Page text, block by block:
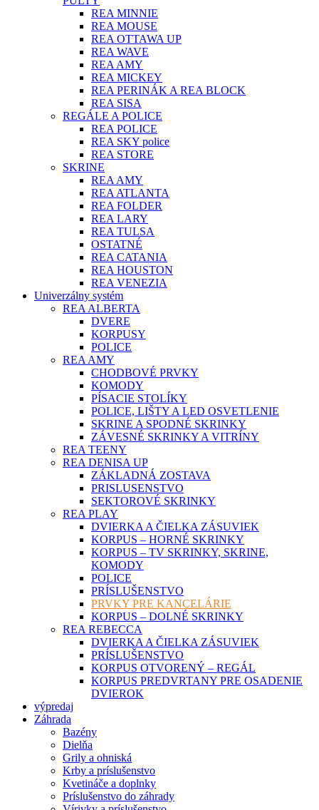
REA MINNIE
REA MOUSE
REA OTTAWA UP
REA WAVE
REA AMY
REA MICKEY
REA PERINÁK A REA BLOCK
REA SISA
REGÁLE A POLICE
REA POLICE
REA SKY police
REA STORE
SKRINE
REA AMY
REA ATLANTA
REA FOLDER
REA LARY
REA TULSA
OSTATNÉ
REA CATANIA
REA HOUSTON
REA VENEZIA
Univerzálny systém
REA ALBERTA
DVERE
KORPUSY
POLICE
REA AMY
CHODBOVÉ PRVKY
KOMODY
PÍSACIE STOLÍKY
POLICE, LIŠTY A LED OSVETLENIE
SKRINE A SPODNÉ SKRINKY
ZÁVESNÉ SKRINKY A VITRÍNY
REA TEENY
REA DENISA UP
ZÁKLADNÁ ZOSTAVA
PRISLUSENSTVO
SEKTOROVÉ SKRINKY
REA PLAY
DVIERKA A ČIELKA ZÁSUVIEK
KORPUS – HORNÉ SKRINKY
KORPUS – TV SKRINKY, SKRINE,
KOMODY
POLICE
PRÍSLUŠENSTVO
PRVKY PRE KANCELÁRIE
KORPUS – DOLNÉ SKRINKY
REA REBECCA
DVIERKA A ČIELKA ZÁSUVIEK
PRÍSLUŠENSTVO
KORPUS OTVORENÝ – REGÁL
KORPUS PREDVRTANY PRE OSADENIE
DVIEROK
výpredaj
Záhrada
Bazény
Dielňa
Grily a ohniská
Krby a príslušenstvo
Kvetináče a doplnky
Príslušenstvo do záhrady